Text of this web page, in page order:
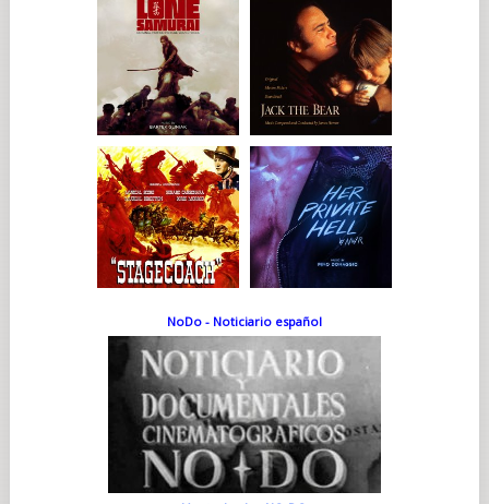
NoDo - Noticiario español